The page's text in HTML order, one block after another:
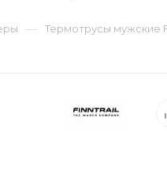
— Термотрусы мужские